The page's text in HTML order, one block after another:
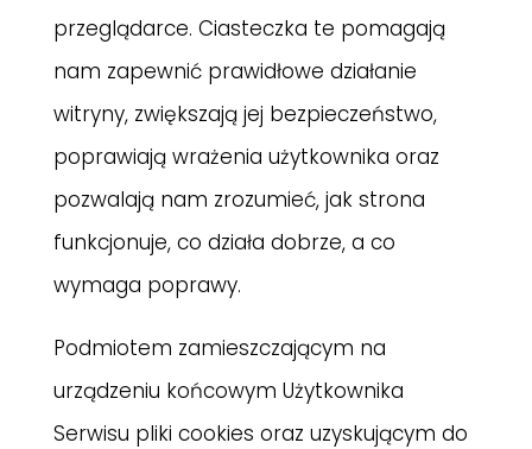
przeglądarce. Ciasteczka te pomagają
nam zapewnić prawidłowe działanie
witryny, zwiększają jej bezpieczeństwo,
poprawiają wrażenia użytkownika oraz
pozwalają nam zrozumieć, jak strona
funkcjonuje, co działa dobrze, a co
wymaga poprawy.
Podmiotem zamieszczającym na
urządzeniu końcowym Użytkownika
Serwisu pliki cookies oraz uzyskującym do